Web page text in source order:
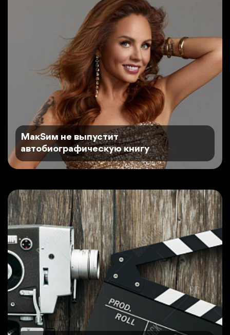
MaкSим не выпустит
автобиографическую книгу